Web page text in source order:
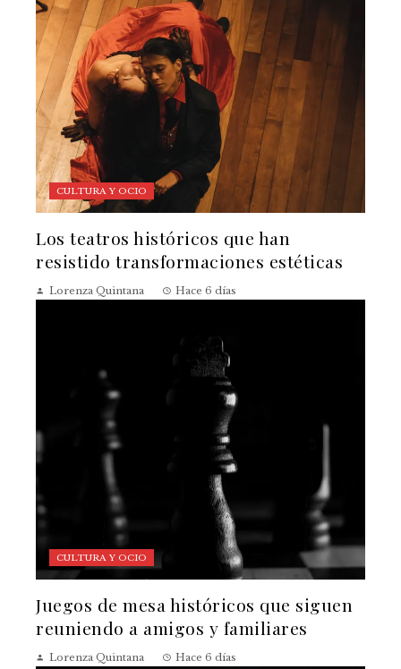
CULTURA Y OCIO
Los teatros históricos que han
resistido transformaciones estéticas
Lorenza Quintana Hace 6 días
CULTURA Y OCIO
Juegos de mesa históricos que siguen
reuniendo a amigos y familiares
Lorenza Quintana Hace 6 días